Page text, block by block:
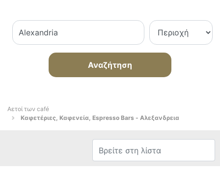
Αναζήτηση
Αετοί των café
Καφετέριες, Καφενεία, Espresso Bars - Αλεξανδρεια